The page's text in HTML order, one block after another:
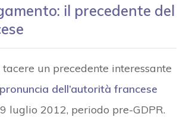
il precedente del
un precedente interessante
pronuncia dell’autorità francese
luglio 2012, periodo pre-GDPR.